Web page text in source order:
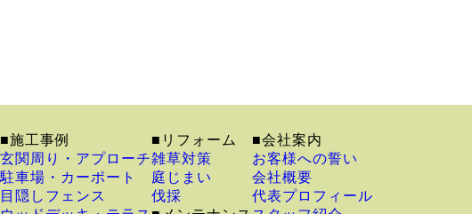
■施工事例
玄関周り・アプローチ
駐車場・カーポート
目隠しフェンス
■リフォーム
雑草対策
庭じまい
伐採
■会社案内
お客様への誓い
会社概要
代表プロフィール